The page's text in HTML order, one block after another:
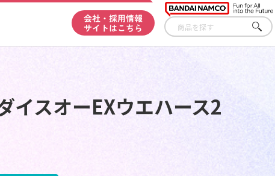
会社・採用情報
サイトはこちら
さが
す
イスオーEXウエハース2